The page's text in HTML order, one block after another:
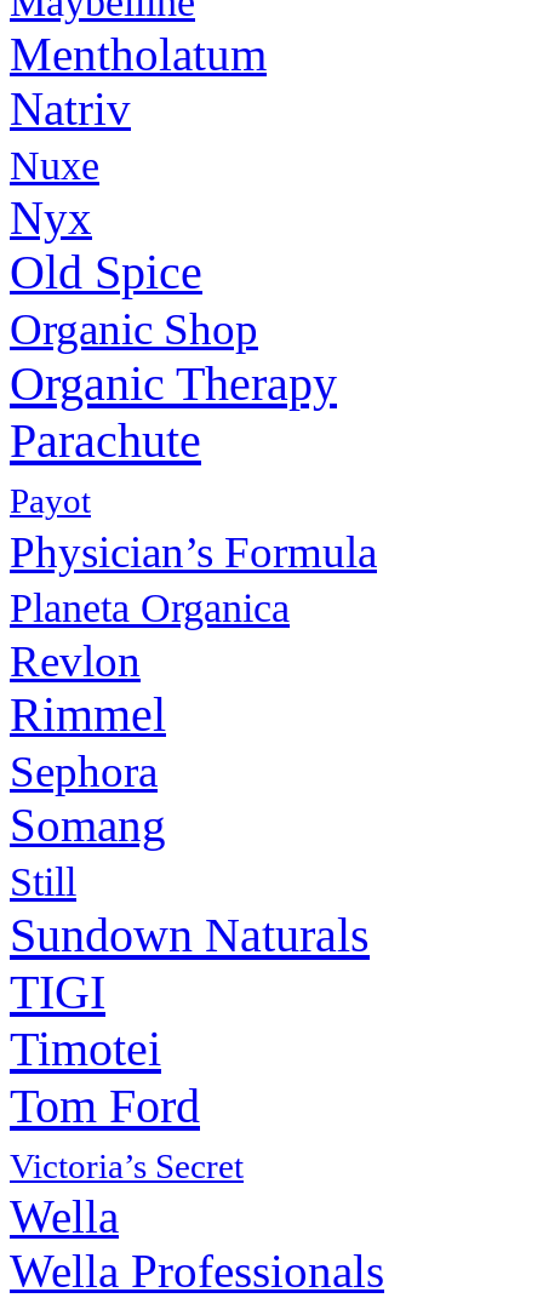
Mentholatum
Natriv
Nuxe
Nyx
Old Spice
Organic Shop
Organic Therapy
Parachute
Payot
Physiсian’s Formula
Planeta Organica
Revlon
Rimmel
Sephora
Somang
Still
Sundown Naturals
TIGI
Timotei
Tom Ford
Victoria’s Secret
Wella
Wella Professionals